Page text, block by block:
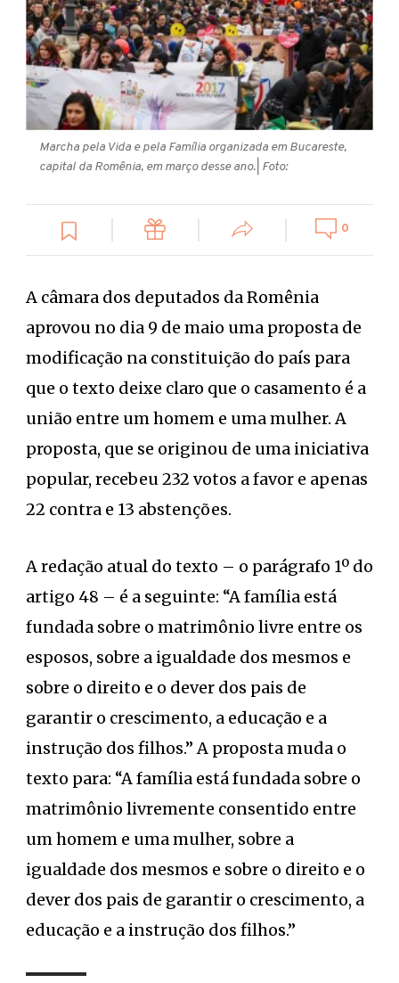
Marcha pela Vida e pela Família organizada em Bucareste,
capital da Romênia, em março desse ano.| Foto:
0
A câmara dos deputados da Romênia
aprovou no dia 9 de maio uma proposta de
modificação na constituição do país para
que o texto deixe claro que o casamento é a
união entre um homem e uma mulher. A
proposta, que se originou de uma iniciativa
popular, recebeu 232 votos a favor e apenas
22 contra e 13 abstenções.
A redação atual do texto – o parágrafo 1º do
artigo 48 – é a seguinte: “A família está
fundada sobre o matrimônio livre entre os
esposos, sobre a igualdade dos mesmos e
sobre o direito e o dever dos pais de
garantir o crescimento, a educação e a
instrução dos filhos.” A proposta muda o
texto para: “A família está fundada sobre o
matrimônio livremente consentido entre
um homem e uma mulher, sobre a
igualdade dos mesmos e sobre o direito e o
dever dos pais de garantir o crescimento, a
educação e a instrução dos filhos.”